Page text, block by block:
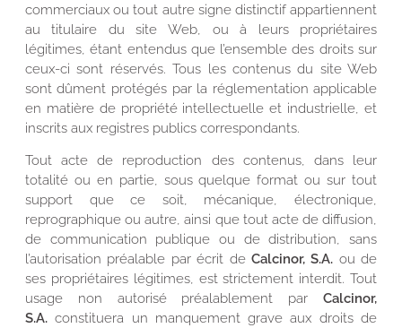
commerciaux ou tout autre signe distinctif appartiennent
au titulaire du site Web, ou à leurs propriétaires
légitimes, étant entendus que l’ensemble des droits sur
ceux-ci sont réservés. Tous les contenus du site Web
sont dûment protégés par la réglementation applicable
en matière de propriété intellectuelle et industrielle, et
inscrits aux registres publics correspondants.
Tout acte de reproduction des contenus, dans leur
totalité ou en partie, sous quelque format ou sur tout
support que ce soit, mécanique, électronique,
reprographique ou autre, ainsi que tout acte de diffusion,
de communication publique ou de distribution, sans
l’autorisation préalable par écrit de Calcinor, S.A. ou de
ses propriétaires légitimes, est strictement interdit. Tout
usage non autorisé préalablement parCalcinor,
S.A.constituera un manquement grave aux droits de